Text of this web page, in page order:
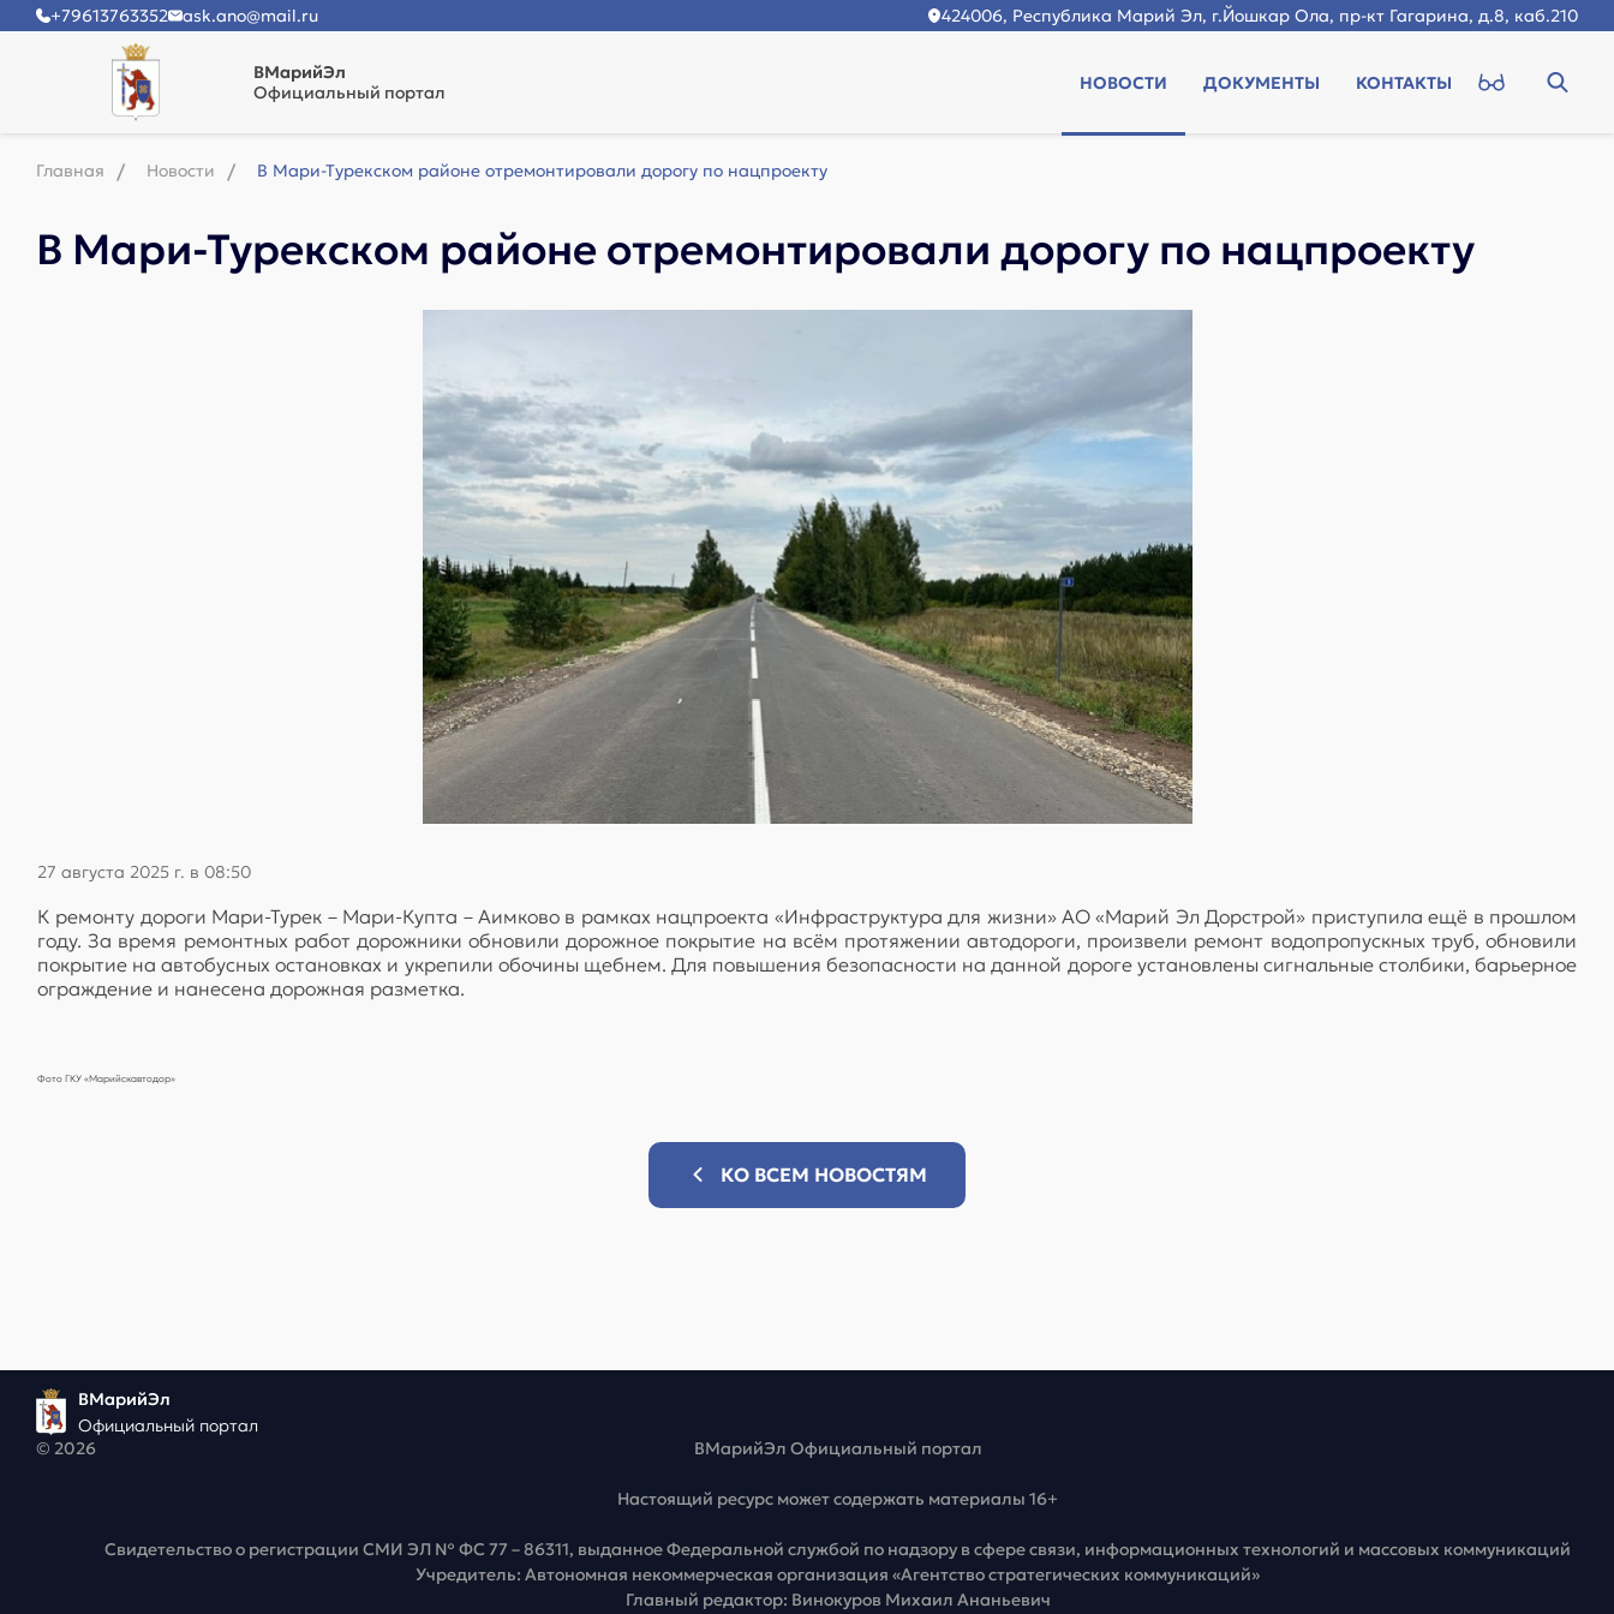
+79613763352 ask.ano@mail.ru 424006, Республика Марий Эл, г.Йошкар Ола, пр-кт Гагарина, д.8, каб.210
ВМарийЭл
Официальный портал
НОВОСТИ ДОКУМЕНТЫ КОНТАКТЫ
Главная Новости В Мари-Турекском районе отремонтировали дорогу по нацпроекту
В Мари-Турекском районе отремонтировали дорогу по нацпроекту
27 августа 2025 г. в 08:50
К ремонту дороги Мари-Турек – Мари-Купта – Аимково в рамках нацпроекта «Инфраструктура для жизни» АО «Марий Эл Дорстрой» приступила ещё в прошлом
году. За время ремонтных работ дорожники обновили дорожное покрытие на всём протяжении автодороги, произвели ремонт водопропускных труб, обновили
покрытие на автобусных остановках и укрепили обочины щебнем. Для повышения безопасности на данной дороге установлены сигнальные столбики, барьерное
ограждение и нанесена дорожная разметка.
Фото ГКУ «Марийскавтодор»
КО ВСЕМ НОВОСТЯМ
ВМарийЭл
Официальный портал
© 2026
ВМарийЭл Официальный портал
Настоящий ресурс может содержать материалы 16+
Свидетельство о регистрации СМИ ЭЛ № ФС 77 – 86311, выданное Федеральной службой по надзору в сфере связи, информационных технологий и массовых коммуникаций
Учредитель: Автономная некоммерческая организация «Агентство стратегических коммуникаций»
Главный редактор: Винокуров Михаил Ананьевич